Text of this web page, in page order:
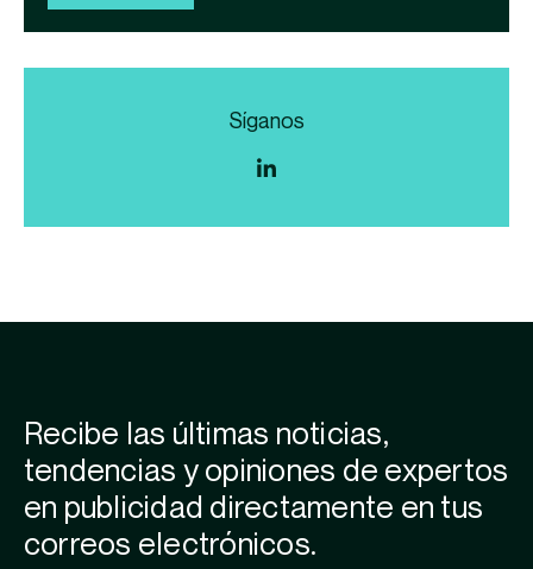
Síganos
Recibe las últimas noticias,
tendencias y opiniones de expertos
en publicidad directamente en tus
correos electrónicos.